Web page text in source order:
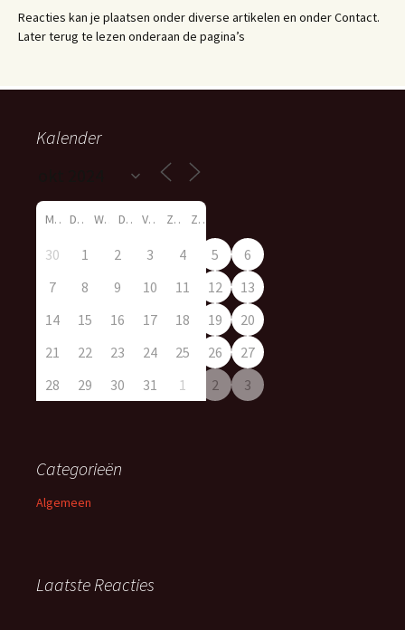
Reacties kan je plaatsen onder diverse artikelen en onder Contact.
Later terug te lezen onderaan de pagina’s
Kalender
M D W D V Z Z
30 1 2 3 4 5
6
7
8 9 10 11 12
13
14
15 16 17 18 19
20
21
22 23 24 25 26
27
28
29 30 31 1 2 3
Categorieën
Algemeen
Laatste Reacties